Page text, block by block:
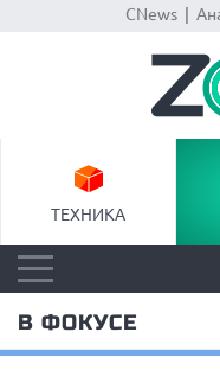
CNews|
ТЕХНИКА
В ФОКУСЕ